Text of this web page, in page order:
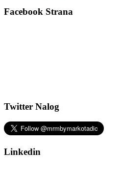
Facebook Strana
Twitter Nalog
Linkedin